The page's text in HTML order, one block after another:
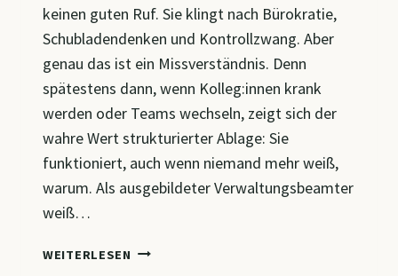
keinen guten Ruf. Sie klingt nach Bürokratie,
Schubladendenken und Kontrollzwang. Aber
genau das ist ein Missverständnis. Denn
spätestens dann, wenn Kolleg:innen krank
werden oder Teams wechseln, zeigt sich der
wahre Wert strukturierter Ablage: Sie
funktioniert, auch wenn niemand mehr weiß,
warum. Als ausgebildeter Verwaltungsbeamter
weiß…
WEITERLESEN DIE